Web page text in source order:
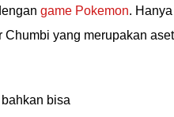
game Pokemon. Hanya
yang merupakan aset
bisa